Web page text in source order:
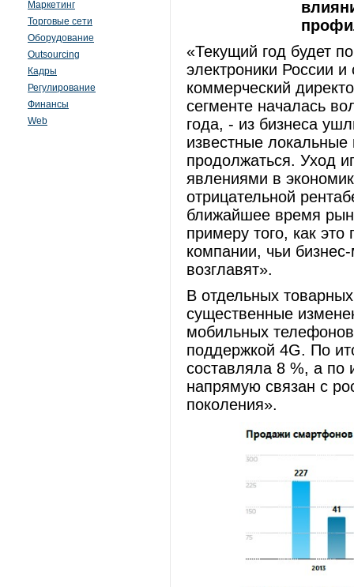
Маркетинг
Торговые сети
Оборудование
Outsourcing
Кадры
Регулирование
Финансы
Web
«Текущий год будет
электроники России
коммерческий
сегменте началась
года, - из бизнеса
известные
продолжаться. Уход
явлениями в
отрицательной
ближайшее время
примеру того, как
компании, чьи
возглавят».
В отдельных
существенные
мобильных
поддержкой 4G. По
составляла 8 %, а по
напрямую связан с
поколения».